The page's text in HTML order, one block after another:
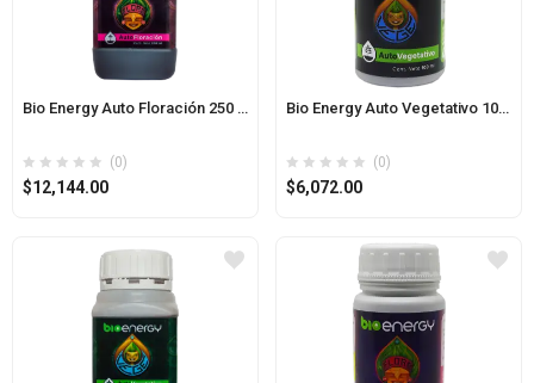
Bio Energy Auto Floración 250 ml
(0)
$12,144.00
Bio Energy Auto Vegetativo 100 ml
(0)
$6,072.00